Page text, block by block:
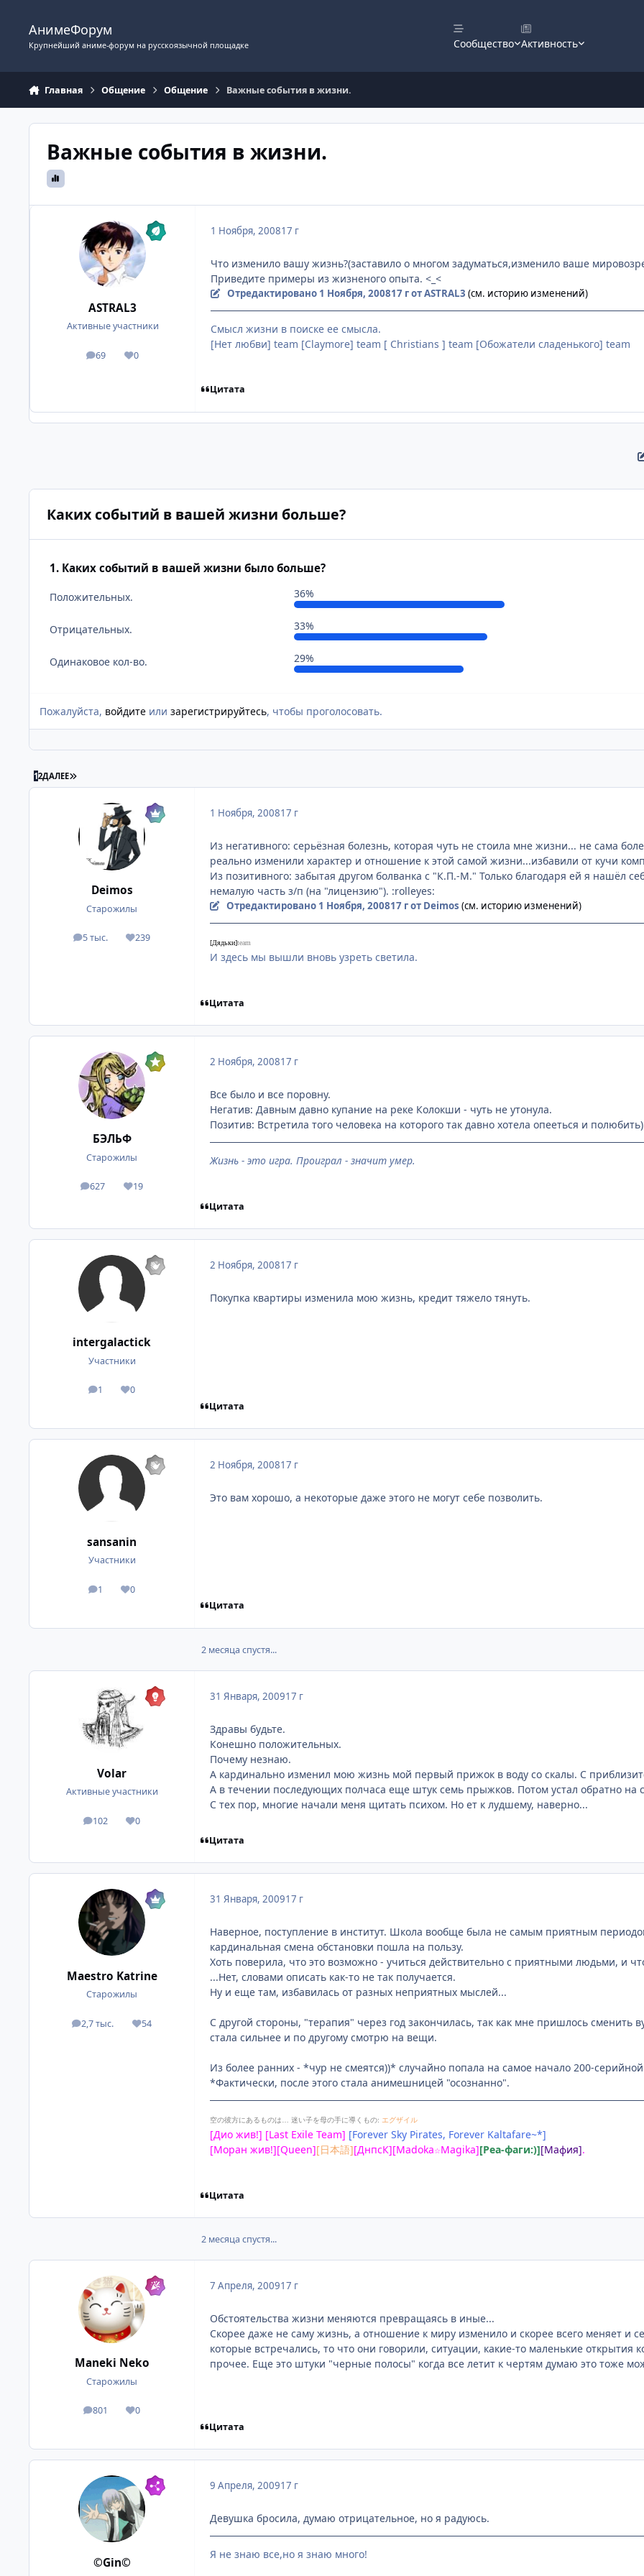
АнимеФорум
Крупнейший аниме-форум на русскоязычной площадке Сообщество Активность
Главная Общение Общение Важные события в жизни.
Важные события в жизни.
ASTRAL3
Активные участники
69
посты 0
Репутация
1 Ноября, 200817 г
Что изменило вашу жизнь?(заставило о многом задуматься,изменило ваше
Приведите примеры из жизненого опыта. <_<
Отредактировано 1 Ноября, 200817 гот ASTRAL3 (см. историю изменений)
Смысл жизни в поиске ее смысла.
[Нет любви] team [Claymore] team [ Christians ] team [Обожатели сладенького] team
Цитата
Каких событий в вашей жизни больше?
1. Каких событий в вашей жизни было больше?
Положительных. 36%
Отрицательных. 33%
Одинаковое кол-во. 29%
Пожалуйста, войдите или зарегистрируйтесь, чтобы проголосовать.
12ДАЛЕЕ ПОСЛЕДНЯЯ СТРАНИЦА
Deimos
Старожилы
5 тыс.
посты 239
Репутация
1 Ноября, 200817 г
Из негативного: серьёзная болезнь, которая чуть не стоила мне жизни... не сама
реально изменили характер и отношение к этой самой жизни...избавили от кучи
Из позитивного: забытая другом болванка с "К.П.-М." Только благодаря ей я нашёл
немалую часть з/п (на "лицензию"). :rolleyes:
Отредактировано 1 Ноября, 200817 гот Deimos (см. историю изменений)
[Дядьки]team
И здесь мы вышли вновь узреть светила.
Цитата
БЭЛЬФ
Старожилы
627
посты 19
Репутация
2 Ноября, 200817 г
Все было и все поровну.
Негатив: Давным давно купание на реке Колокши - чуть не утонула.
Позитив: Встретила того человека на которого так давно хотела опееться и полюбить)
Жизнь - это игра. Проиграл - значит умер.
Цитата
intergalactick
Участники
1
посты 0
Репутация
2 Ноября, 200817 г
Покупка квартиры изменила мою жизнь, кредит тяжело тянуть.
Цитата
sansanin
Участники
1
посты 0
Репутация
2 Ноября, 200817 г
Это вам хорошо, а некоторые даже этого не могут себе позволить.
Цитата
2 месяца спустя...
Volar
Активные участники
102
посты 0
Репутация
31 Января, 200917 г
Здравы будьте.
Конешно положительных.
Почему незнаю.
А кардинально изменил мою жизнь мой первый прижок в воду со скалы. С
А в течении последующих полчаса еще штук семь прыжков. Потом устал обратно на
С тех пор, многие начали меня щитать психом. Но ет к лудшему, наверно...
Цитата
Maestro Katrine
Старожилы
2,7 тыс.
посты 54
Репутация
31 Января, 200917 г
Наверное, поступление в институт. Школа вообще была не самым приятным
кардинальная смена обстановки пошла на пользу.
Хоть поверила, что это возможно - учиться действительно с приятными людьми, и
...Нет, словами описать как-то не так получается.
Ну и еще там, избавилась от разных неприятных мыслей...
С другой стороны, "терапия" через год закончилась, так как мне пришлось сменить
стала сильнее и по другому смотрю на вещи.
Из более ранних - *чур не смеятся))* случайно попала на самое начало 200-
*Фактически, после этого стала анимешницей "осознанно".
空の彼方にあるものは… 迷い子を母の手に導くもの: エグザイル
[Дио жив!] [Last Exile Team] [Forever Sky Pirates, Forever Kaltafare~*]
[Моран жив!][Queen][日本語][ДнпсК][Madoka☆Magika][Реа-фаги:)][Мафия].
Цитата
2 месяца спустя...
Maneki Neko
Старожилы
801
посты 0
Репутация
7 Апреля, 200917 г
Обстоятельства жизни меняются превращаясь в иные...
Скорее даже не саму жизнь, а отношение к миру изменило и скорее всего меняет и
которые встречались, то что они говорили, ситуации, какие-то маленькие
прочее. Еще это штуки "черные полосы" когда все летит к чертям думаю это тоже
Цитата
©Gin©
9 Апреля, 200917 г
Девушка бросила, думаю отрицательное, но я радуюсь.
Я не знаю все,но я знаю много!